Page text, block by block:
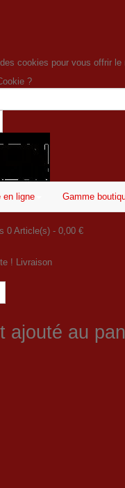
cookies pour vous offrir
?
en ligne Gamme
0 Article(s) - 0,00 €
! Livraison
ajouté au